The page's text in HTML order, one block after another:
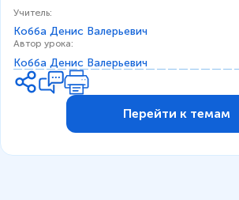
Учитель:
Кобба Денис Валерьевич
Автор урока:
Кобба Денис Валерьевич
Перейти к темам